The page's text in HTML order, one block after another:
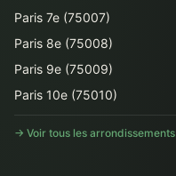
Paris 7e (75007)
Paris 8e (75008)
Paris 9e (75009)
Paris 10e (75010)
→ Voir tous les arrondissements